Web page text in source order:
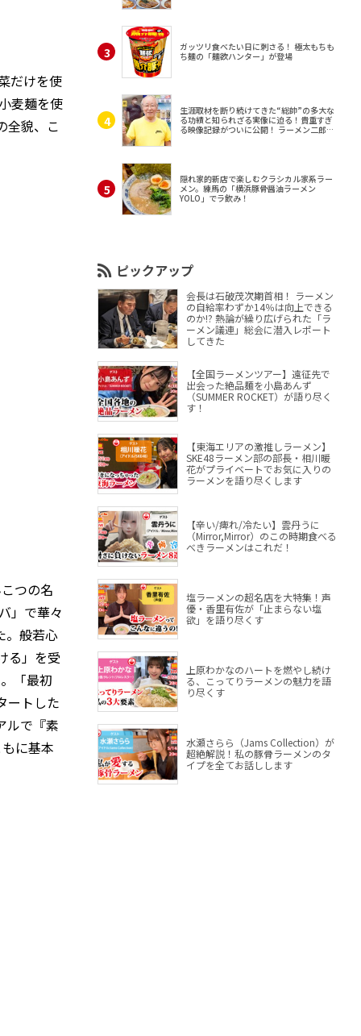
だけを使
麦麺を使
全貌、こ
つの名
」で華々
。般若心
る」を受
「最初
ートした
ルで『素
に基本
ガッツリ食べたい日に刺さる！ 極太もちも
ち麺の「麺欲ハンター」が登場
生涯取材を断り続けてきた“総帥”の多大な
る功績と知られざる実像に迫る！貴重すぎ
る映像記録がついに公開！ ラーメン二郎
隠れ家的新店で楽しむクラシカル家系ラー
メン。練馬の「横浜豚骨醤油ラーメン
YOLO」でラ飲み！
ピックアップ
会長は石破茂次期首相！ ラーメン
の自給率わずか14％は向上できる
のか!? 熱論が繰り広げられた「ラ
ーメン議連」総会に潜入レポート
してきた
【全国ラーメンツアー】遠征先で
出会った絶品麺を小島あんず
（SUMMER ROCKET）が語り尽く
す！
【東海エリアの激推しラーメン】
SKE48ラーメン部の部長・相川暖
花がプライベートでお気に入りの
ラーメンを語り尽くします
【辛い/痺れ/冷たい】雲丹うに
（Mirror,Mirror）のこの時期食べる
べきラーメンはこれだ！
塩ラーメンの超名店を大特集！声
優・香里有佐が「止まらない塩
欲」を語り尽くす
上原わかなのハートを燃やし続け
る、こってりラーメンの魅力を語
り尽くす
水瀬さらら（Jams Collection）が
超絶解説！私の豚骨ラーメンのタ
イプを全てお話しします